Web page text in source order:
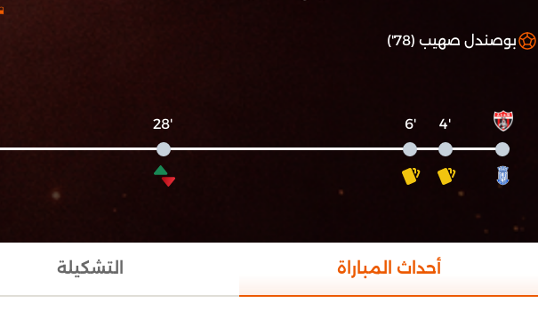
بوصندل صهيب (78')
'4
'6
'28
أحداث المباراة التشكيلة